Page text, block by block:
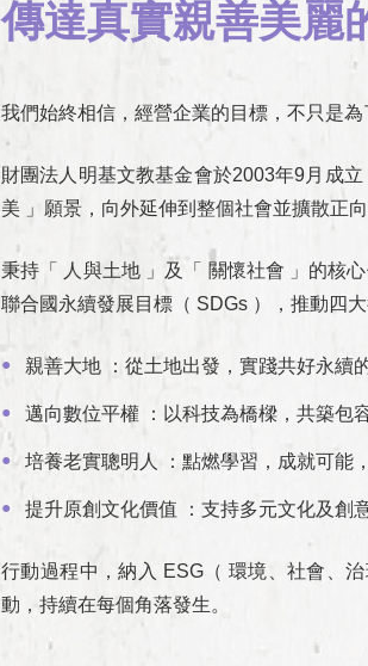
傳達真實親善美麗
我們始終相信，經營企業的目標，不只是
財團法人明基文教基金會於2003年9月成
美 」願景，向外延伸到整個社會並擴散正
秉持「 人與土地 」及「 關懷社會 」的核
聯合國永續發展目標（ SDGs ），推動四
親善大地 ：從土地出發，實踐共好永續
邁向數位平權 ：以科技為橋樑，共築包
培養老實聰明人 ：點燃學習，成就可能
提升原創文化價值 ：支持多元文化及創
行動過程中，納入 ESG（ 環境、社會、
動，持續在每個角落發生。